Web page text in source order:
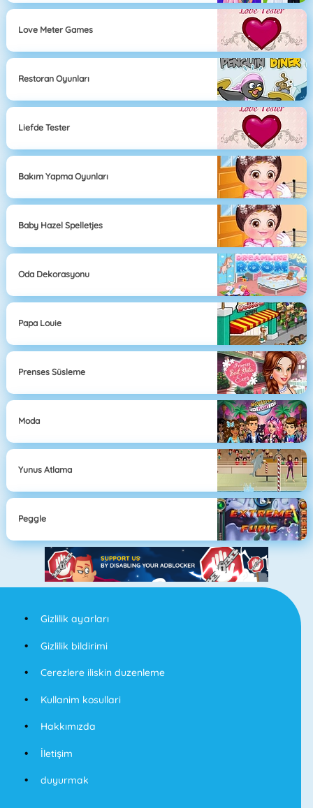
Love Meter Games
Restoran Oyunları
Liefde Tester
Bakım Yapma Oyunları
Baby Hazel Spelletjes
Oda Dekorasyonu
Papa Louie
Prenses Süsleme
Moda
Yunus Atlama
Peggle
Gizlilik ayarları
Gizlilik bildirimi
Cerezlere iliskin duzenleme
Kullanim kosullari
Hakkımızda
İletişim
duyurmak